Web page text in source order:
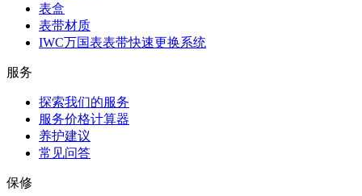
表盒
表带材质
IWC万国表表带快速更换系统
服务
探索我们的服务
服务价格计算器
养护建议
常见问答
保修